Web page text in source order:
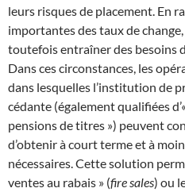
leurs risques de placement. En
importantes des taux de
toutefois entraîner des besoins
Dans ces circonstances, les
dans lesquelles l’institution de
cédante (également qualifiées
pensions de titres ») peuvent
d’obtenir à court terme et à
nécessaires. Cette solution
ventes au rabais » (fire sales) ou